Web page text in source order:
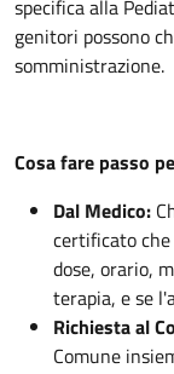
specifica alla
genitori possono
somministrazione.
Cosa fare passo
Dal Medico:
certificato
dose, orario,
terapia, e se
Richiesta al
Comune